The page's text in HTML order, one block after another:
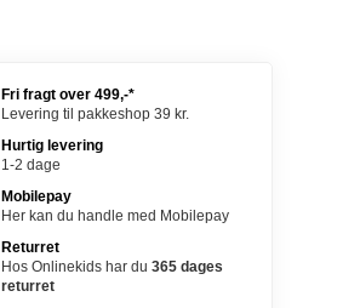
Fri fragt over 499,-*
Levering til pakkeshop 39 kr.
Hurtig levering
1-2 dage
Mobilepay
Her kan du handle med Mobilepay
Returret
Hos Onlinekids har du 365 dages
returret